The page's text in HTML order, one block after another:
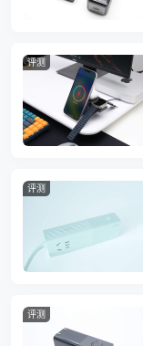
评测
评测
评测